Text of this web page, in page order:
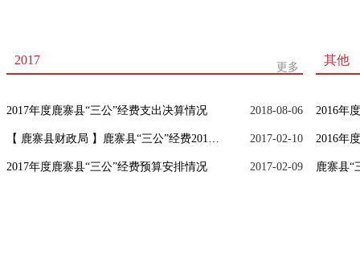
2017
更多
2017年度鹿寨县“三公”经费支出决算情况 2018-08-06
【 鹿寨县财政局 】鹿寨县“三公”经费2016年预算执行和2017年预算安排情况 2017-02-10
2017年度鹿寨县“三公”经费预算安排情况 2017-02-09
其他
2016年
2016年